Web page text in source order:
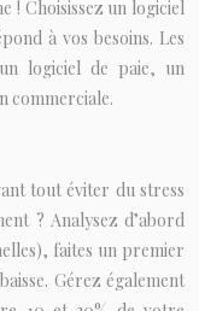
! Choisissez un logiciel
à vos besoins. Les
logiciel de paie, un
commerciale.
tout éviter du stress
? Analysez d’abord
faites un premier
Gérez également